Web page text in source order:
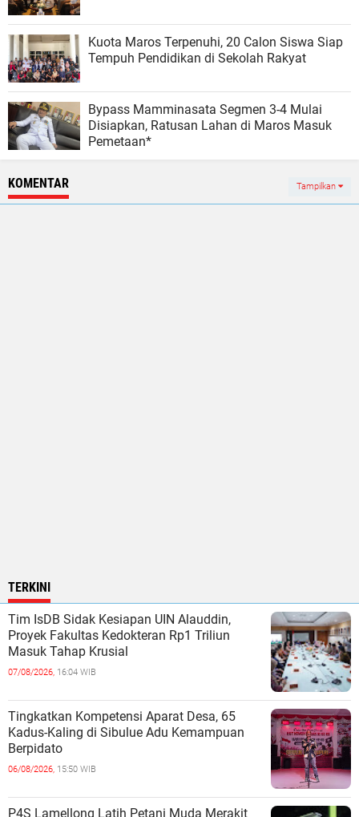
Kuota Maros Terpenuhi, 20 Calon Siswa Siap
Tempuh Pendidikan di Sekolah Rakyat
Bypass Mamminasata Segmen 3-4 Mulai
Disiapkan, Ratusan Lahan di Maros Masuk
Pemetaan*
KOMENTAR Tampilkan
TERKINI
Tim IsDB Sidak Kesiapan UIN Alauddin,
Proyek Fakultas Kedokteran Rp1 Triliun
Masuk Tahap Krusial
07/08/2026, 16:04 WIB
Tingkatkan Kompetensi Aparat Desa, 65
Kadus-Kaling di Sibulue Adu Kemampuan
Berpidato
06/08/2026, 15:50 WIB
P4S Lamellong Latih Petani Muda Merakit